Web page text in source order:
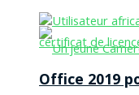
Office 2019